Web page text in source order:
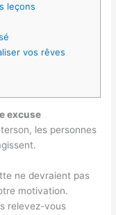
leçons
vos rêves
excuse
les personnes
ne devraient pas
motivation.
relevez-vous